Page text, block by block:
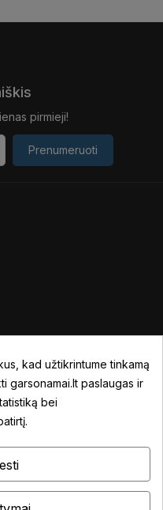
pirmieji!
Prenumeruoti
kad užtikrintume tinkamą
garsonamai.lt paslaugas ir
bei